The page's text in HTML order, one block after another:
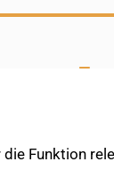
Funktion